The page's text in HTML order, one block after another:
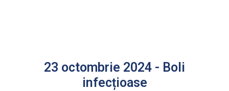
23 octombrie 2024 - Boli
infecțioase